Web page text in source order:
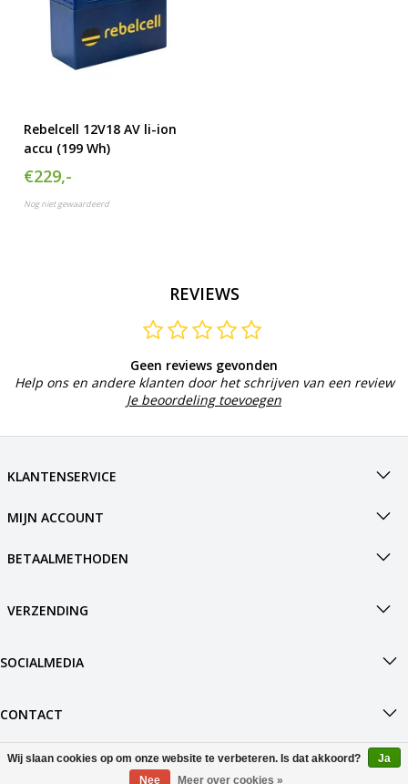
Rebelcell 12V18 AV li-ion
accu (199 Wh)
€229,-
Nog niet gewaardeerd
REVIEWS
Geen reviews gevonden
Help ons en andere klanten door het schrijven van een review
Je beoordeling toevoegen
KLANTENSERVICE
MIJN ACCOUNT
BETAALMETHODEN
VERZENDING
SOCIALMEDIA
CONTACT
© Copyright 2026 Boot4.nl Powered by
Wij slaan cookies op om onze website te verbeteren. Is dat akkoord?
Ja
Nee
Meer over cookies »